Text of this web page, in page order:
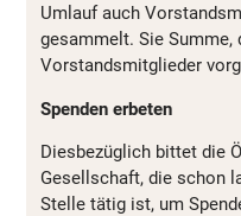
Umlauf auch
gesammelt. Sie Summe,
Vorstandsmitglieder
Spenden erbeten
Diesbezüglich bittet die
Gesellschaft, die schon
Stelle tätig ist, um